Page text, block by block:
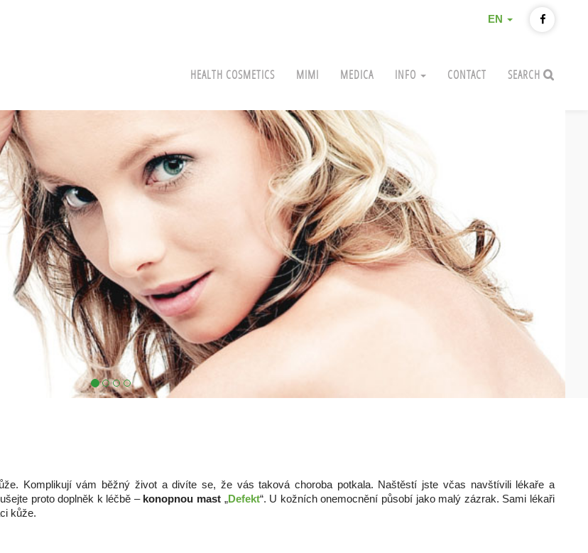
EN
HEALTH COSMETICS MIMI MEDICA INFO CONTACT SEARCH
Komplikují vám běžný život a divíte se, že vás taková choroba potkala. Naštěstí jste včas navštívili lékaře a
proto doplněk k léčbě – konopnou mast „Defekt“. U kožních onemocnění působí jako malý zázrak. Sami lékaři
kůže.